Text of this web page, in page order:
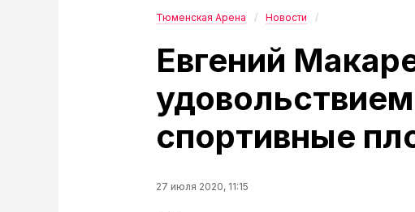
Тюменская Арена Новости
Евгений
спортивные
27 июля 2020, 11:15